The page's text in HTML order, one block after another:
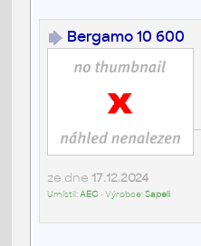
Bergamo 10 600
ze dne 17.12.2024
Umístil:AEC• Výrobce:Sapeli